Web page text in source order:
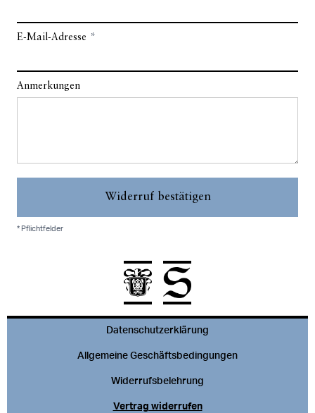
E-Mail-Adresse
Anmerkungen
Widerruf bestätigen
* Pflichtfelder
Datenschutzerklärung
Allgemeine Geschäftsbedingungen
Widerrufsbelehrung
Vertrag widerrufen